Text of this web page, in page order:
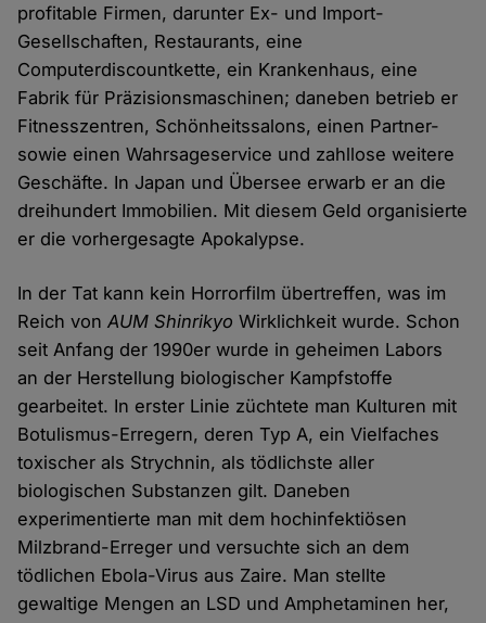
profitable Firmen, darunter Ex- und Import-
Gesellschaften, Restaurants, eine
Computerdiscountkette, ein Krankenhaus, eine
Fabrik für Präzisionsmaschinen; daneben betrieb er
Fitnesszentren, Schönheitssalons, einen Partner-
sowie einen Wahrsageservice und zahllose weitere
Geschäfte. In Japan und Übersee erwarb er an die
dreihundert Immobilien. Mit diesem Geld organisierte
er die vorhergesagte Apokalypse.
In der Tat kann kein Horrorfilm übertreffen, was im
Reich vonAUM Shinrikyo Wirklichkeit wurde. Schon
seit Anfang der 1990er wurde in geheimen Labors
an der Herstellung biologischer Kampfstoffe
gearbeitet. In erster Linie züchtete man Kulturen mit
Botulismus-Erregern, deren Typ A, ein Vielfaches
toxischer als Strychnin, als tödlichste aller
biologischen Substanzen gilt. Daneben
experimentierte man mit dem hochinfektiösen
Milzbrand-Erreger und versuchte sich an dem
tödlichen Ebola-Virus aus Zaire. Man stellte
gewaltige Mengen an LSD und Amphetaminen her,